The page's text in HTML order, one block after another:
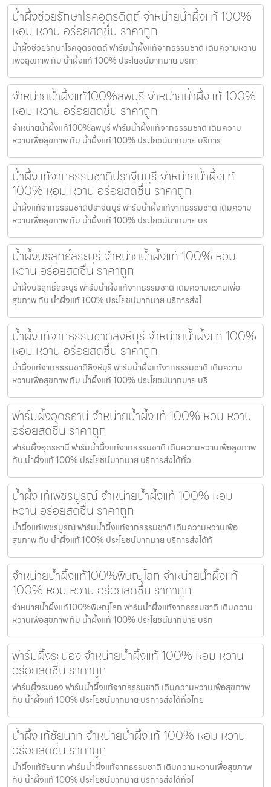
น้ำผึ้งช่วยรักษาโรคอุตรดิตถ์ จำหน่ายน้ำผึ้งแท้ 100%
หอม หวาน อร่อยสดชื่น ราคาถูก
น้ำผึ้งช่วยรักษาโรคอุตรดิตถ์ ฟาร์มน้ำผึ้งแท้จากธรรมชาติ เติมความหวาน
เพื่อสุขภาพ กับ น้ำผึ้งแท้ 100% ประโยชน์มากมาย บริกา
จำหน่ายน้ำผึ้งแท้100%ลพบุรี จำหน่ายน้ำผึ้งแท้ 100%
หอม หวาน อร่อยสดชื่น ราคาถูก
จำหน่ายน้ำผึ้งแท้100%ลพบุรี ฟาร์มน้ำผึ้งแท้จากธรรมชาติ เติมความ
หวานเพื่อสุขภาพ กับ น้ำผึ้งแท้ 100% ประโยชน์มากมาย บริการ
น้ำผึ้งแท้จากธรรมชาติปราจีนบุรี จำหน่ายน้ำผึ้งแท้
100% หอม หวาน อร่อยสดชื่น ราคาถูก
น้ำผึ้งแท้จากธรรมชาติปราจีนบุรี ฟาร์มน้ำผึ้งแท้จากธรรมชาติ เติมความ
หวานเพื่อสุขภาพ กับ น้ำผึ้งแท้ 100% ประโยชน์มากมาย บร
น้ำผึ้งบริสุทธิ์สระบุรี จำหน่ายน้ำผึ้งแท้ 100% หอม
หวาน อร่อยสดชื่น ราคาถูก
น้ำผึ้งบริสุทธิ์สระบุรี ฟาร์มน้ำผึ้งแท้จากธรรมชาติ เติมความหวานเพื่อ
สุขภาพ กับ น้ำผึ้งแท้ 100% ประโยชน์มากมาย บริการส่งไ
น้ำผึ้งแท้จากธรรมชาติสิงห์บุรี จำหน่ายน้ำผึ้งแท้ 100%
หอม หวาน อร่อยสดชื่น ราคาถูก
น้ำผึ้งแท้จากธรรมชาติสิงห์บุรี ฟาร์มน้ำผึ้งแท้จากธรรมชาติ เติมความ
หวานเพื่อสุขภาพ กับ น้ำผึ้งแท้ 100% ประโยชน์มากมาย บริ
ฟาร์มผึ้งอุดรธานี จำหน่ายน้ำผึ้งแท้ 100% หอม หวาน
อร่อยสดชื่น ราคาถูก
ฟาร์มผึ้งอุดรธานี ฟาร์มน้ำผึ้งแท้จากธรรมชาติ เติมความหวานเพื่อสุขภาพ
กับ น้ำผึ้งแท้ 100% ประโยชน์มากมาย บริการส่งได้ทั่ว
น้ำผึ้งแท้เพชรบูรณ์ จำหน่ายน้ำผึ้งแท้ 100% หอม
หวาน อร่อยสดชื่น ราคาถูก
น้ำผึ้งแท้เพชรบูรณ์ ฟาร์มน้ำผึ้งแท้จากธรรมชาติ เติมความหวานเพื่อ
สุขภาพ กับ น้ำผึ้งแท้ 100% ประโยชน์มากมาย บริการส่งได้ทั
จำหน่ายน้ำผึ้งแท้100%พิษณุโลก จำหน่ายน้ำผึ้งแท้
100% หอม หวาน อร่อยสดชื่น ราคาถูก
จำหน่ายน้ำผึ้งแท้100%พิษณุโลก ฟาร์มน้ำผึ้งแท้จากธรรมชาติ เติมความ
หวานเพื่อสุขภาพ กับ น้ำผึ้งแท้ 100% ประโยชน์มากมาย บริก
ฟาร์มผึ้งระนอง จำหน่ายน้ำผึ้งแท้ 100% หอม หวาน
อร่อยสดชื่น ราคาถูก
ฟาร์มผึ้งระนอง ฟาร์มน้ำผึ้งแท้จากธรรมชาติ เติมความหวานเพื่อสุขภาพ
กับ น้ำผึ้งแท้ 100% ประโยชน์มากมาย บริการส่งได้ทั่วไทย
น้ำผึ้งแท้ชัยนาท จำหน่ายน้ำผึ้งแท้ 100% หอม หวาน
อร่อยสดชื่น ราคาถูก
น้ำผึ้งแท้ชัยนาท ฟาร์มน้ำผึ้งแท้จากธรรมชาติ เติมความหวานเพื่อสุขภาพ
กับ น้ำผึ้งแท้ 100% ประโยชน์มากมาย บริการส่งได้ทั่วไ